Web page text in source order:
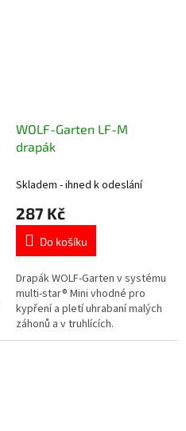
WOLF-Garten LF-M
drapák
Skladem - ihned k odeslání
287 Kč
Do košíku
Drapák WOLF-Garten v systému
multi-star® Mini vhodné pro
kypření a pletí uhrabaní malých
záhonů a v truhlících.